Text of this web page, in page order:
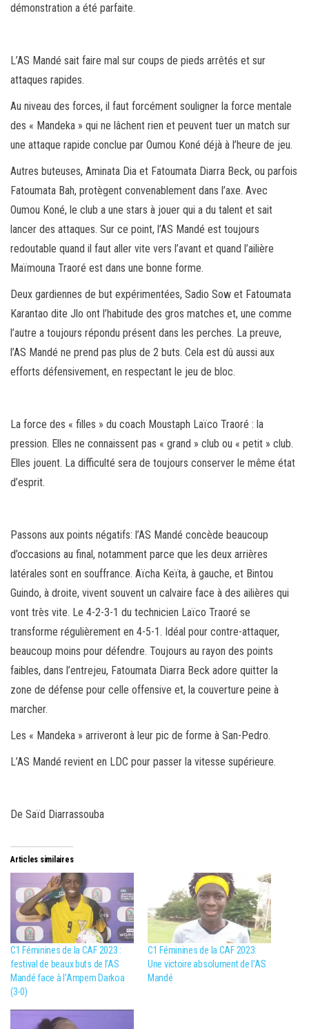
démonstration a été parfaite.
L’AS Mandé sait faire mal sur coups de pieds arrêtés et sur
attaques rapides.
Au niveau des forces, il faut forcément souligner la force mentale
des « Mandeka » qui ne lâchent rien et peuvent tuer un match sur
une attaque rapide conclue par Oumou Koné déjà à l’heure de jeu.
Autres buteuses, Aminata Dia et Fatoumata Diarra Beck, ou parfois
Fatoumata Bah, protègent convenablement dans l’axe. Avec
Oumou Koné, le club a une stars à jouer qui a du talent et sait
lancer des attaques. Sur ce point, l’AS Mandé est toujours
redoutable quand il faut aller vite vers l’avant et quand l’ailière
Maïmouna Traoré est dans une bonne forme.
Deux gardiennes de but expérimentées, Sadio Sow et Fatoumata
Karantao dite Jlo ont l’habitude des gros matches et, une comme
l’autre a toujours répondu présent dans les perches. La preuve,
l’AS Mandé ne prend pas plus de 2 buts. Cela est dû aussi aux
efforts défensivement, en respectant le jeu de bloc.
La force des « filles » du coach Moustaph Laïco Traoré : la
pression. Elles ne connaissent pas « grand » club ou « petit » club.
Elles jouent. La difficulté sera de toujours conserver le même état
d’esprit.
Passons aux points négatifs: l’AS Mandé concède beaucoup
d’occasions au final, notamment parce que les deux arrières
latérales sont en souffrance. Aïcha Keïta, à gauche, et Bintou
Guindo, à droite, vivent souvent un calvaire face à des ailières qui
vont très vite. Le 4-2-3-1 du technicien Laïco Traoré se
transforme régulièrement en 4-5-1. Idéal pour contre-attaquer,
beaucoup moins pour défendre. Toujours au rayon des points
faibles, dans l’entrejeu, Fatoumata Diarra Beck adore quitter la
zone de défense pour celle offensive et, la couverture peine à
marcher.
Les « Mandeka » arriveront à leur pic de forme à San-Pedro.
L’AS Mandé revient en LDC pour passer la vitesse supérieure.
De Saïd Diarrassouba
Articles similaires
C1 Féminines de la CAF 2023 :
festival de beaux buts de l’AS
Mandé face à l’Ampem Darkoa
(3-0)
C1 Féminines de la CAF 2023:
Une victoire absolument de l’AS
Mandé